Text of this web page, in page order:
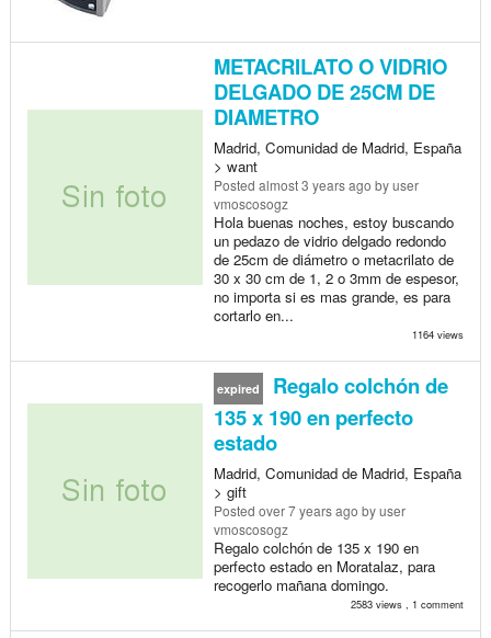
METACRILATO O VIDRIO
DELGADO DE 25CM DE
DIAMETRO
Madrid, Comunidad de Madrid, España
> want
Posted almost 3 years ago by user
vmoscosogz
Hola buenas noches, estoy buscando
un pedazo de vidrio delgado redondo
de 25cm de diámetro o metacrilato de
30 x 30 cm de 1, 2 o 3mm de espesor,
no importa si es mas grande, es para
cortarlo en...
1164 views
expired
Regalo colchón de
135 x 190 en perfecto
estado
Madrid, Comunidad de Madrid, España
> gift
Posted over 7 years ago by user
vmoscosogz
Regalo colchón de 135 x 190 en
perfecto estado en Moratalaz, para
recogerlo mañana domingo.
2583 views , 1 comment